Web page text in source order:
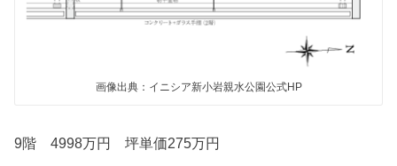
画像出典：イニシア新小岩親水公園公式HP
9階 4998万円 坪単価275万円